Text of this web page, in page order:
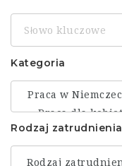
Słowo
kluczowe
Kategoria
Rodzaj zatrudnienia